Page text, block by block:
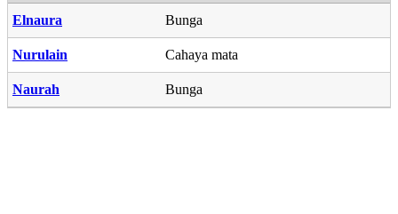
Elnaura Bunga
Nurulain Cahaya mata
Naurah Bunga